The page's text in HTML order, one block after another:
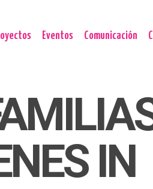
Eventos Comunicación
IN